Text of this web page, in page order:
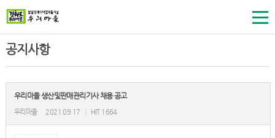
공지사항
우리마을 생산및판매관리기사 채용 공고
우리마을 2021.09.17 HIT 1664